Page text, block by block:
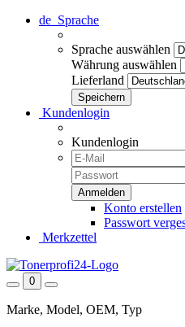
de Sprache
Sprache auswählen
Währung auswählen
Lieferland
Kundenlogin
Kundenlogin
Konto erstellen
Passwort
Merkzettel
0
Marke, Model, OEM, Typ